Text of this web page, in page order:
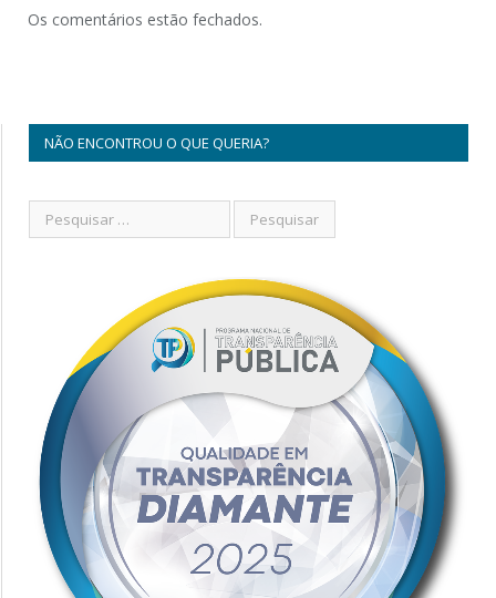
Os comentários estão fechados.
NÃO ENCONTROU O QUE QUERIA?